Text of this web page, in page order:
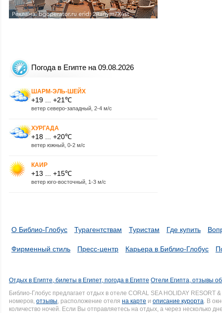
Погода в Египте на 09.08.2026
ШАРМ-ЭЛЬ-ШЕЙХ
+19 ... +21℃
ветер северо-западный, 2-4 м/с
ХУРГАДА
+18 ... +20℃
ветер южный, 0-2 м/с
КАИР
+13 ... +15℃
ветер юго-восточный, 1-3 м/с
О Библио-Глобус Турагентствам Туристам Где купить
Фирменный стиль Пресс-центр Карьера в Библио-Глобус
Отдых в Египте, билеты в Египет, погода в Египте Отели Египта, отзывы
Библио-Глобус предлагает отдых в отеле CORAL SEA HOLIDAY
номеров, отзывы, расположение отеля на карте и описание курорта. В
количество ночей. Если Вы отправляетесь на отдых, а через несколько